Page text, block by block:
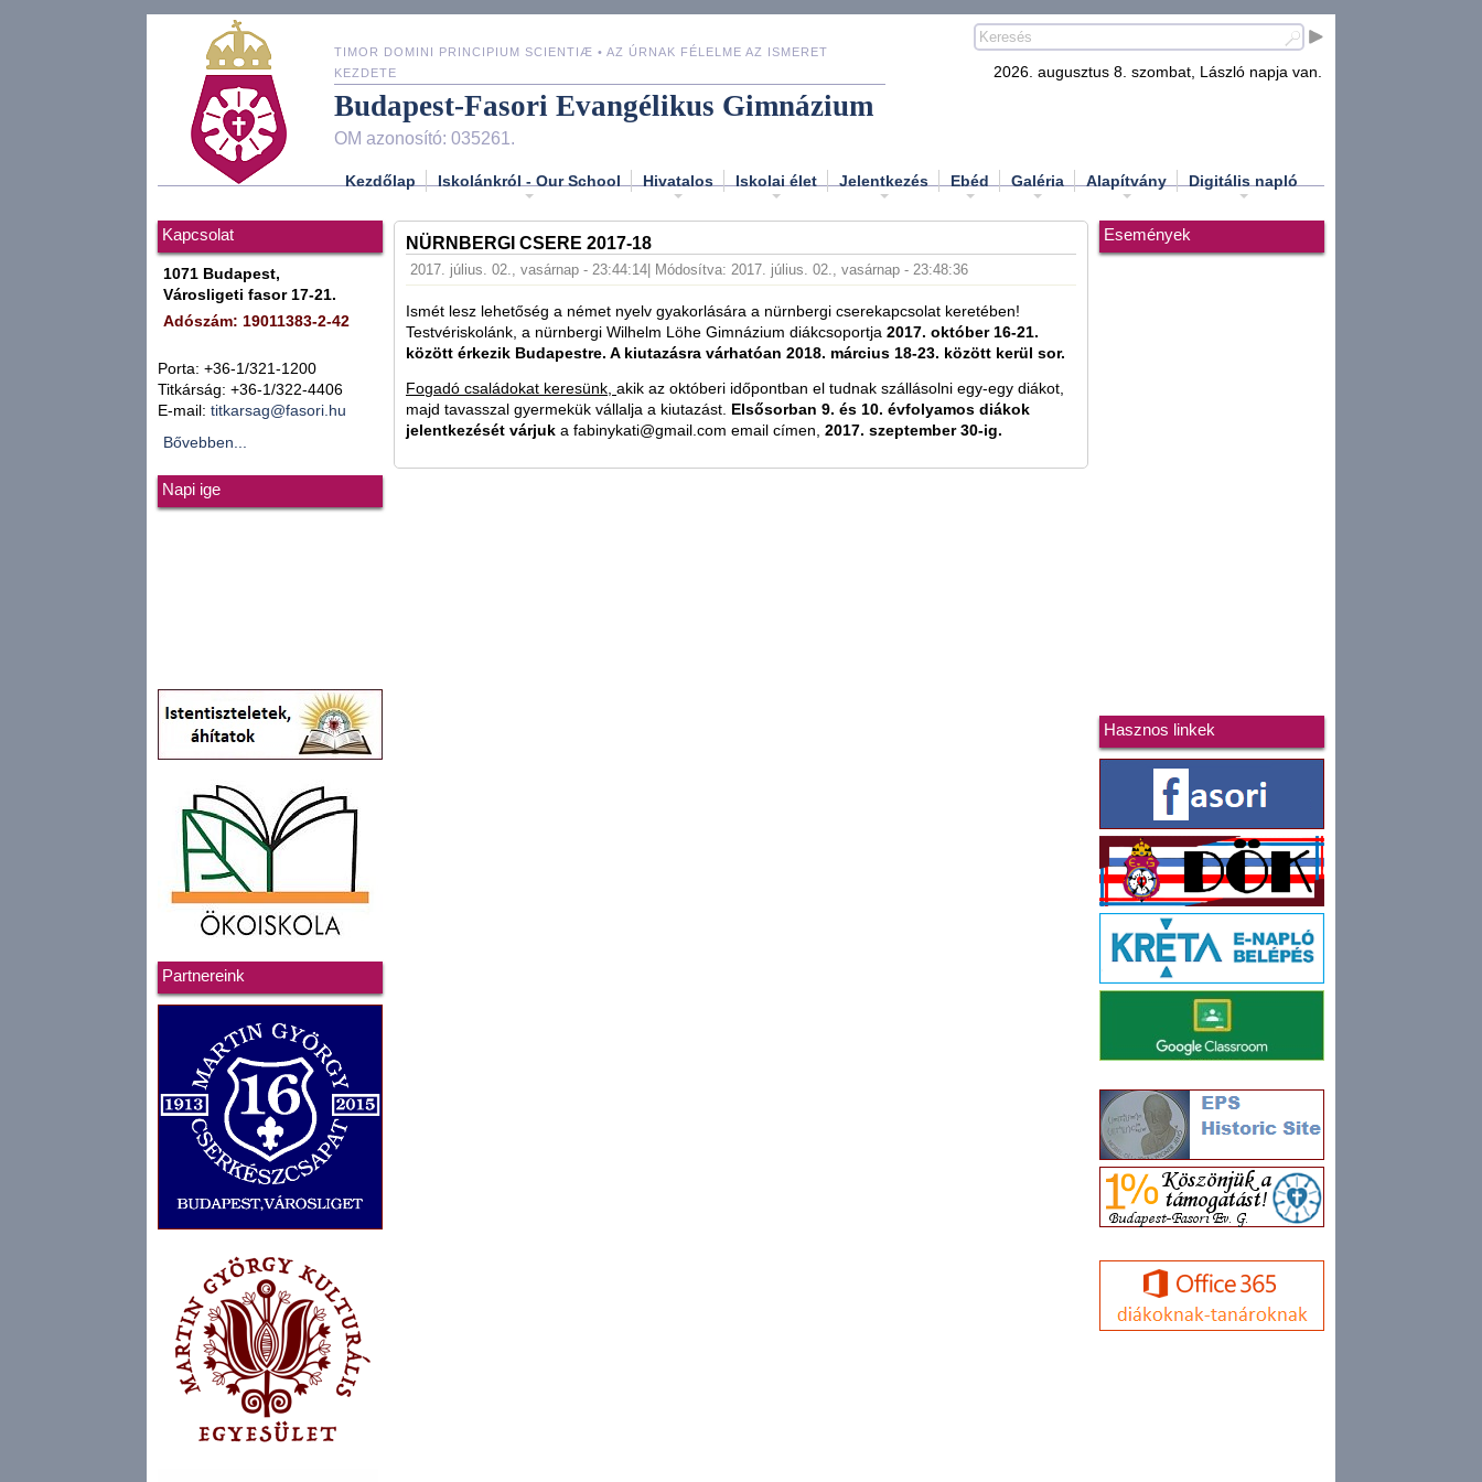
TIMOR DOMINI PRINCIPIUM SCIENTIÆ • AZ ÚRNAK FÉLELME AZ ISMERET
KEZDETE
Budapest-Fasori Evangélikus Gimnázium
OM azonosító: 035261.
2026. augusztus 8. szombat, László napja van.
Kezdőlap Iskolánkról - Our School Hivatalos Iskolai élet Jelentkezés Ebéd Galéria Alapítvány Digitális napló
Kapcsolat
1071 Budapest,
Városligeti fasor 17-21.
Adószám: 19011383-2-42
Porta: +36-1/321-1200
Titkárság: +36-1/322-4406
E-mail: titkarsag@fasori.hu
Bővebben...
Napi ige
Partnereink
NÜRNBERGI CSERE 2017-18
2017. július. 02., vasárnap - 23:44:14 | Módosítva: 2017. július. 02., vasárnap - 23:48:36
Ismét lesz lehetőség a német nyelv gyakorlására a nürnbergi cserekapcsolat keretében!
Testvériskolánk, a nürnbergi Wilhelm Löhe Gimnázium diákcsoportja 2017. október 16-21.
között érkezik Budapestre. A kiutazásra várhatóan 2018. március 18-23. között kerül sor.
Fogadó családokat keresünk, akik az októberi időpontban el tudnak szállásolni egy-egy diákot,
majd tavasszal gyermekük vállalja a kiutazást. Elsősorban 9. és 10. évfolyamos diákok
jelentkezését várjuk a fabinykati@gmail.com email címen, 2017. szeptember 30-ig.
Események
Hasznos linkek